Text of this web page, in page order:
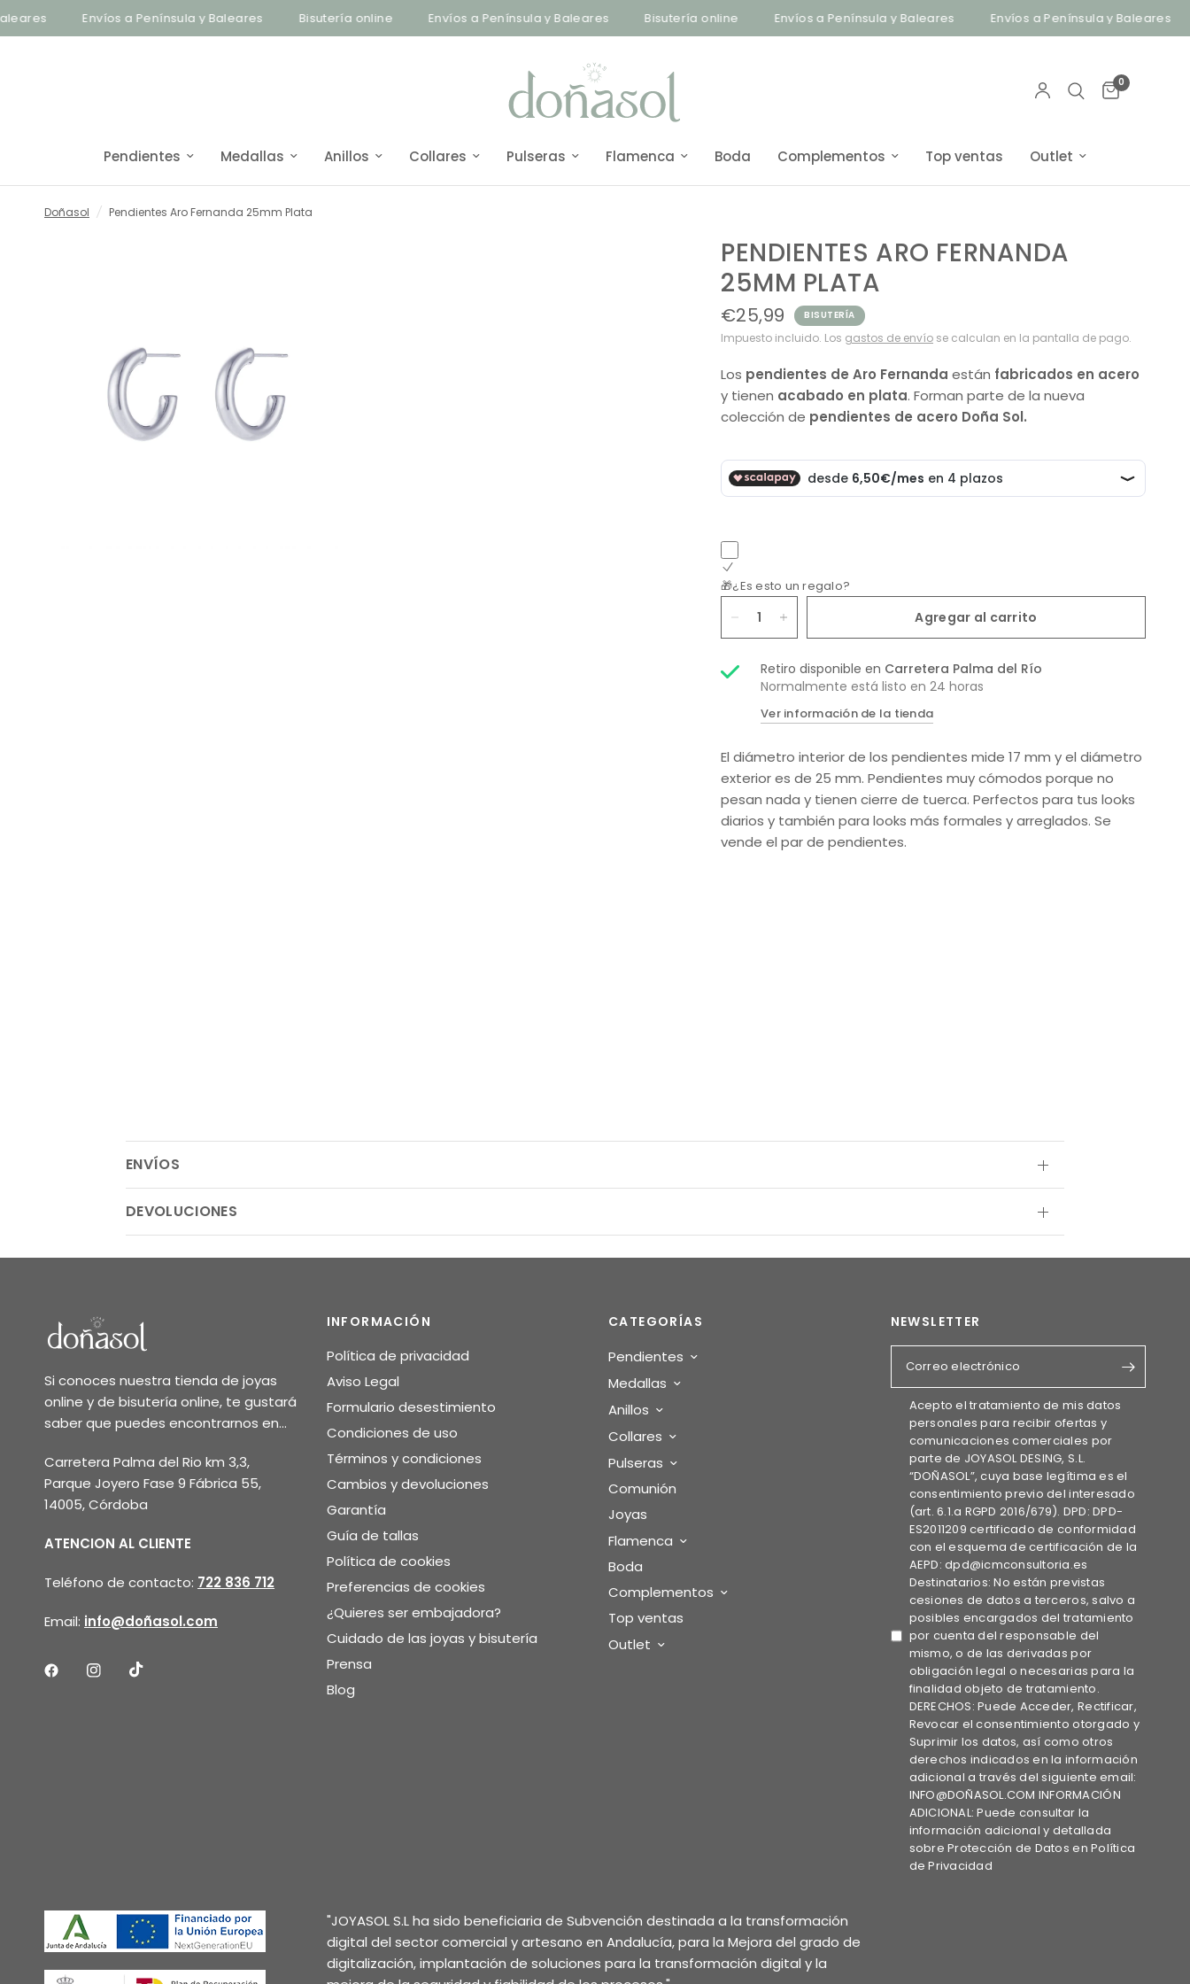
Envíos a Península y Baleares Bisutería online Envíos a Península y Baleares Bisutería online Envíos a Península y Baleares Envíos a Península y Baleares
0
Pendientes Medallas Anillos Collares Pulseras Flamenca Boda Complementos Top ventas Outlet
Doñasol / Pendientes Aro Fernanda 25mm Plata
PENDIENTES ARO FERNANDA
25MM PLATA
€25,99 BISUTERÍA
Impuesto incluido. Los gastos de envío se calculan en la pantalla de pago.
Los pendientes de Aro Fernanda están fabricados en acero
y tienen acabado en plata. Forman parte de la nueva
colección de pendientes de acero Doña Sol.
🎁¿Es esto un regalo?
Agregar al carrito
Retiro disponible en Carretera Palma del Río
Normalmente está listo en 24 horas
Ver información de la tienda
El diámetro interior de los pendientes mide 17 mm y el diámetro
exterior es de 25 mm. Pendientes muy cómodos porque no
pesan nada y tienen cierre de tuerca. Perfectos para tus looks
diarios y también para looks más formales y arreglados. Se
vende el par de pendientes.
ENVÍOS
DEVOLUCIONES
Si conoces nuestra tienda de joyas
online y de bisutería online, te gustará
saber que puedes encontrarnos en...
Carretera Palma del Rio km 3,3,
Parque Joyero Fase 9 Fábrica 55,
14005, Córdoba
ATENCION AL CLIENTE
Teléfono de contacto: 722 836 712
Email: info@doñasol.com
INFORMACIÓN
Política de privacidad
Aviso Legal
Formulario desestimiento
Condiciones de uso
Términos y condiciones
Cambios y devoluciones
Garantía
Guía de tallas
Política de cookies
Preferencias de cookies
¿Quieres ser embajadora?
Cuidado de las joyas y bisutería
Prensa
Blog
CATEGORÍAS
Pendientes
Medallas
Anillos
Collares
Pulseras
Comunión
Joyas
Flamenca
Boda
Complementos
Top ventas
Outlet
NEWSLETTER
Correo electrónico
Acepto el tratamiento de mis datos
personales para recibir ofertas y
comunicaciones comerciales por
parte de JOYASOL DESING, S.L.
“DOÑASOL”, cuya base legítima es el
consentimiento previo del interesado
(art. 6.1.a RGPD 2016/679). DPD: DPD-
ES2011209 certificado de conformidad
con el esquema de certificación de la
AEPD: dpd@icmconsultoria.es
Destinatarios: No están previstas
cesiones de datos a terceros, salvo a
posibles encargados del tratamiento
por cuenta del responsable del
mismo, o de las derivadas por
obligación legal o necesarias para la
finalidad objeto de tratamiento.
DERECHOS: Puede Acceder, Rectificar,
Revocar el consentimiento otorgado y
Suprimir los datos, así como otros
derechos indicados en la información
adicional a través del siguiente email:
INFO@DOÑASOL.COM INFORMACIÓN
ADICIONAL: Puede consultar la
información adicional y detallada
sobre Protección de Datos en Política
de Privacidad
"JOYASOL S.L ha sido beneficiaria de Subvención destinada a la transformación
digital del sector comercial y artesano en Andalucía, para la Mejora del grado de
digitalización, implantación de soluciones para la transformación digital y la